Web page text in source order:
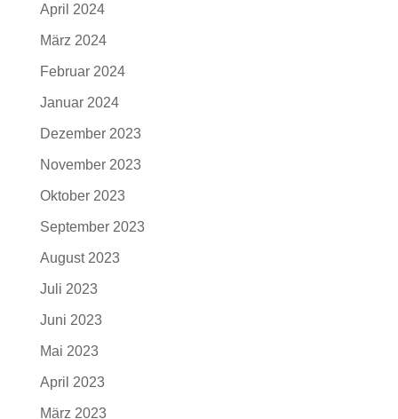
April 2024
März 2024
Februar 2024
Januar 2024
Dezember 2023
November 2023
Oktober 2023
September 2023
August 2023
Juli 2023
Juni 2023
Mai 2023
April 2023
März 2023